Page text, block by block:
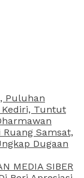
Puluhan
Kediri, Tuntut
Samsat,
Dugaan
MEDIA SIBER